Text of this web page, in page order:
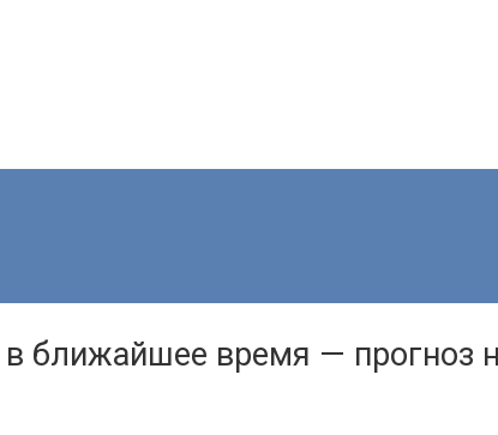
в ближайшее время — прогноз